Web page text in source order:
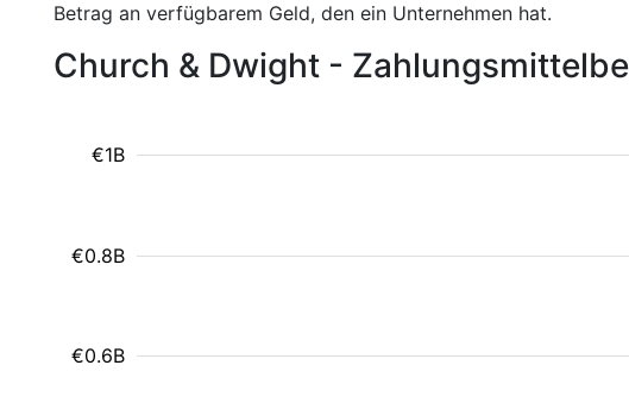
Betrag an verfügbarem Geld, den ein Unternehmen hat.
Church & Dwight -
€0.6B
€0.8B
€1B